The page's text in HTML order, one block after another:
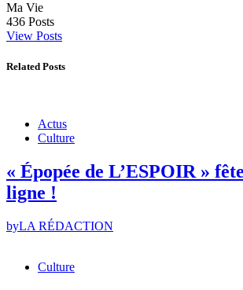
Ma Vie
436 Posts
View Posts
Related Posts
Actus
Culture
« Épopée de L’ESPOIR »
ligne !
byLA RÉDACTION
Culture